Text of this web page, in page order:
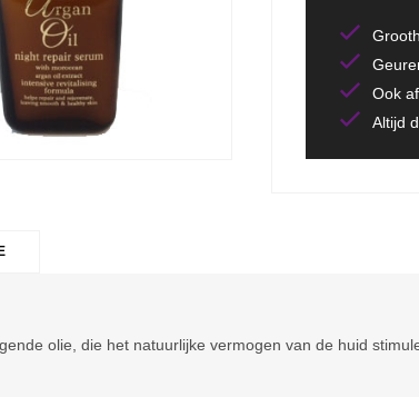
Ook
Altijd
olie, die het natuurlijke vermogen van de huid